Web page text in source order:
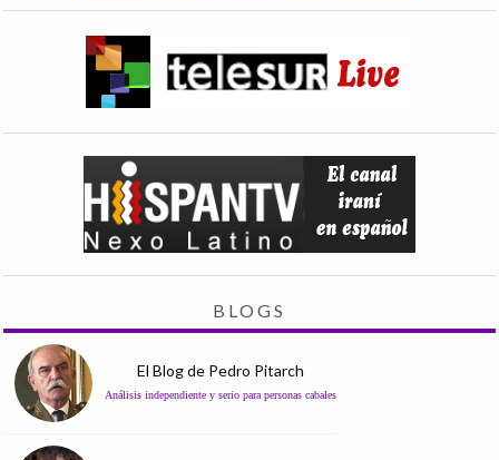
BLOGS
El Blog de Pedro Pitarch
Análisis independiente y serio para personas cabales